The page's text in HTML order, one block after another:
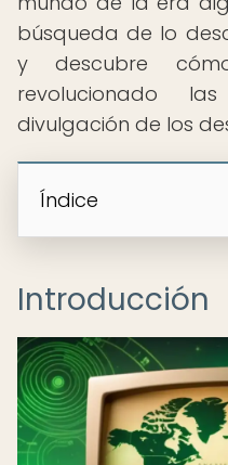
búsqueda de lo
y descubre
revolucionado
divulgación de los
Índice
Introducción